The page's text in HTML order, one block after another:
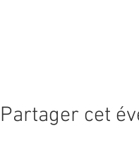
Partager cet